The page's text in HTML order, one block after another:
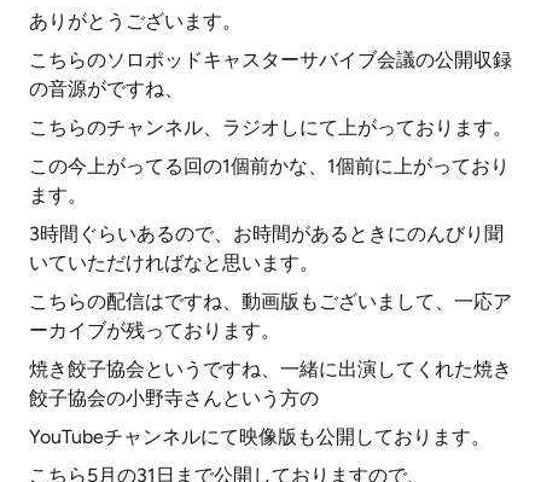
ありがとうございます。
こちらのソロポッドキャスターサバイブ会議の公開収録
の音源がですね、
こちらのチャンネル、ラジオしにて上がっております。
この今上がってる回の1個前かな、1個前に上がっており
ます。
3時間ぐらいあるので、お時間があるときにのんびり聞
いていただければなと思います。
こちらの配信はですね、動画版もございまして、一応ア
ーカイブが残っております。
焼き餃子協会というですね、一緒に出演してくれた焼き
餃子協会の小野寺さんという方の
YouTubeチャンネルにて映像版も公開しております。
こちら5月の31日まで公開しておりますので、